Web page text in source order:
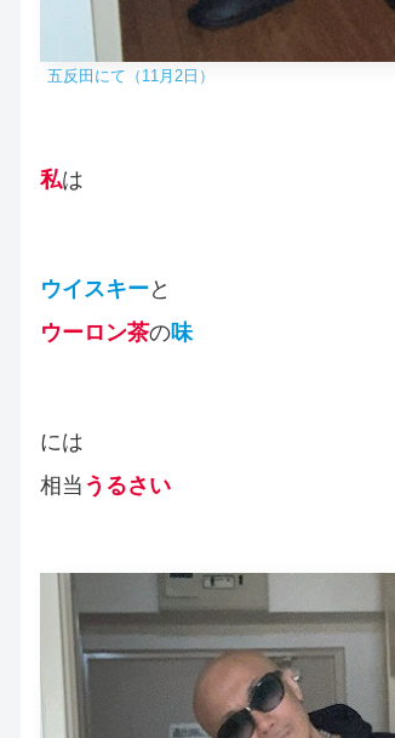
五反田にて（11月2日）
私は
ウイスキーと
ウーロン茶の味
には
相当 うるさい